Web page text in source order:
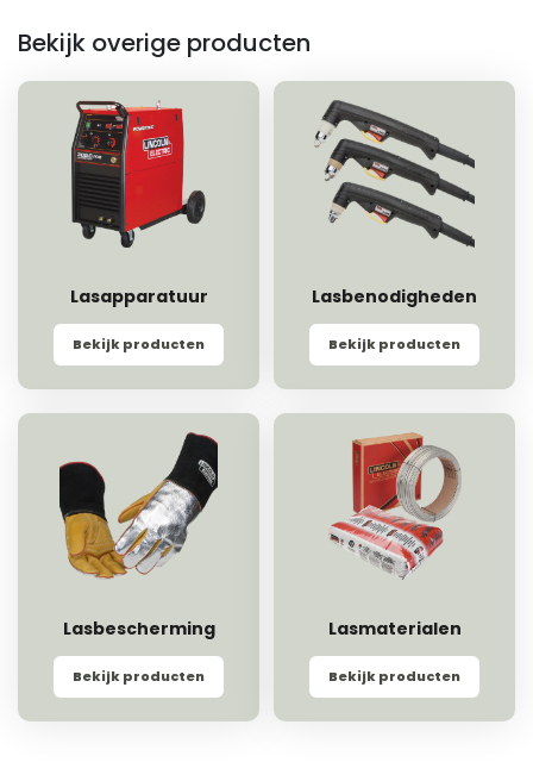
Bekijk overige producten
Lasapparatuur
Bekijk producten
Lasbenodigheden
Bekijk producten
Lasbescherming
Bekijk producten
Lasmaterialen
Bekijk producten